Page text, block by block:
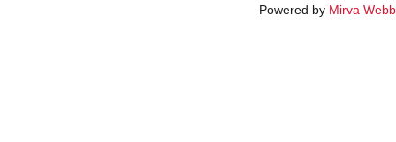
Powered by Mirva Webb